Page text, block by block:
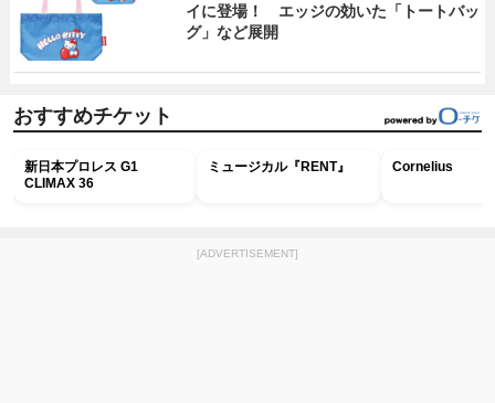
イに登場！ エッジの効いた「トートバッ
グ」など展開
おすすめチケット
新日本プロレス G1
CLIMAX 36
ミュージカル『RENT』 Cornelius
[ADVERTISEMENT]